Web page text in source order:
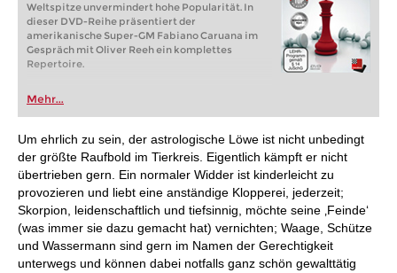
Weltspitze unvermindert hohe Popularität. In
dieser DVD-Reihe präsentiert der
amerikanische Super-GM Fabiano Caruana im
Gespräch mit Oliver Reeh ein komplettes
Repertoire.
Mehr...
Um ehrlich zu sein, der astrologische Löwe ist nicht unbedingt
der größte Raufbold im Tierkreis. Eigentlich kämpft er nicht
übertrieben gern. Ein normaler Widder ist kinderleicht zu
provozieren und liebt eine anständige Klopperei, jederzeit;
Skorpion, leidenschaftlich und tiefsinnig, möchte seine ‚Feinde‘
(was immer sie dazu gemacht hat) vernichten; Waage, Schütze
und Wassermann sind gern im Namen der Gerechtigkeit
unterwegs und können dabei notfalls ganz schön gewalttätig